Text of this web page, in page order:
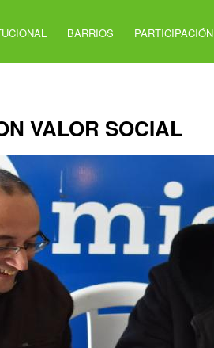
BARRIOS PARTICIPACIÓN
VALOR SOCIAL